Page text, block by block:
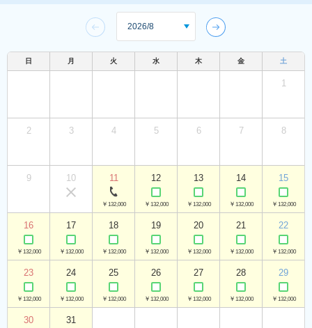
日 月 火 水 木 金 土
1
2 3 4 5 6 7 8
9 10 11
￥132,000
12
￥132,000
13
￥132,000
14
￥132,000
15
￥132,000
16
￥132,000
17
￥132,000
18
￥132,000
19
￥132,000
20
￥132,000
21
￥132,000
22
￥132,000
23
￥132,000
24
￥132,000
25
￥132,000
26
￥132,000
27
￥132,000
28
￥132,000
29
￥132,000
30 31